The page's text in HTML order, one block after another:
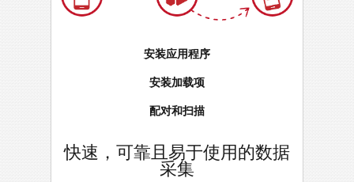
安装应用程序
安装加载项
配对和扫描
快速，可靠且易于使用的数据
采集